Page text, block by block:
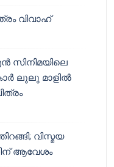
വിവാഹ്
സിനിമയിലെ
ലുലു മാളിൽ
വിസ്മയ
ആവേശം